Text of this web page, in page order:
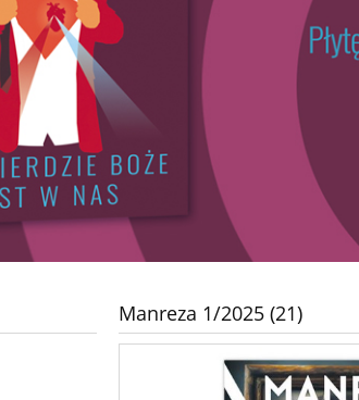
Manreza 1/2025 (21)